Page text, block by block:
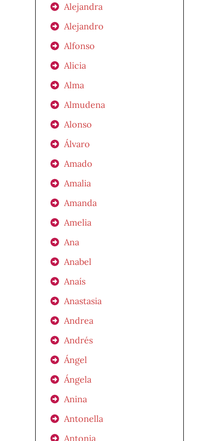
Alejandra
Alejandro
Alfonso
Alicia
Alma
Almudena
Alonso
Álvaro
Amado
Amalia
Amanda
Amelia
Ana
Anabel
Anaís
Anastasia
Andrea
Andrés
Ángel
Ángela
Anina
Antonella
Antonia